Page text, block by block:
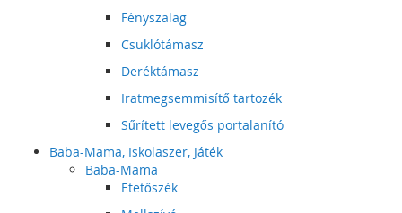
Fényszalag
Csuklótámasz
Deréktámasz
Iratmegsemmisítő tartozék
Sűrített levegős portalanító
Baba-Mama, Iskolaszer, Játék
Baba-Mama
Etetőszék